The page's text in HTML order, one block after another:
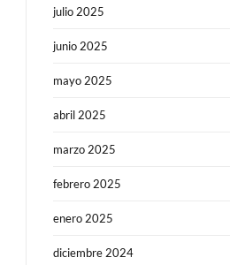
julio 2025
junio 2025
mayo 2025
abril 2025
marzo 2025
febrero 2025
enero 2025
diciembre 2024